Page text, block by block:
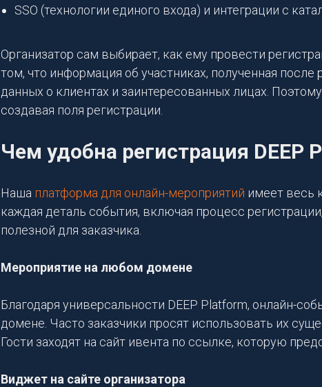
SSO (технологии единого входа) и интеграции с
Организатор сам выбирает, как ему провести
том, что информация об участниках, полученная после
данных о клиентах и заинтересованных лицах.
создавая поля регистрации.
Чем удобна регистрация DEEP
Наша платформа для онлайн-мероприятий имеет весь
каждая деталь события, включая процесс
полезной для заказчика.
Мероприятие на любом домене
Благодаря универсальности DEEP Platform, онлайн-
домене. Часто заказчики просят использовать их
Гости заходят на сайт ивента по ссылке, которую
Виджет на сайте организатора